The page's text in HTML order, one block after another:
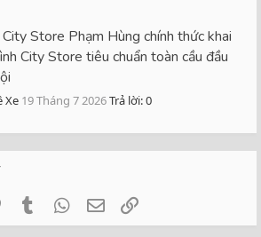
Store Phạm Hùng chính thức khai
City Store tiêu chuẩn toàn cầu đầu
Xe 19 Tháng 7 2026Trả lời: 0
PinterestTumblrWhatsApp
Email